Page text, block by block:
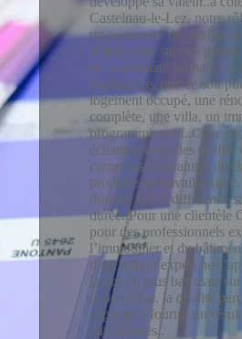
Castelnau-le-Lez, notre
un partenaire de
d’intervenir sur des
en maintenant un haut
d’exigence, que ce soit
logement occupé, une
complète, une villa, un
programme neuf..Cette
échanger avec des profils
cerner les contraintes de
produire un travail
durable fait la différence
durée..Pour une clientèle
pour des professionnels
l’immobilier et du
d’un artisan expert ne
le prix le plus bas mais
la précision, la qualité
capacité à fournir un
aux attentes..